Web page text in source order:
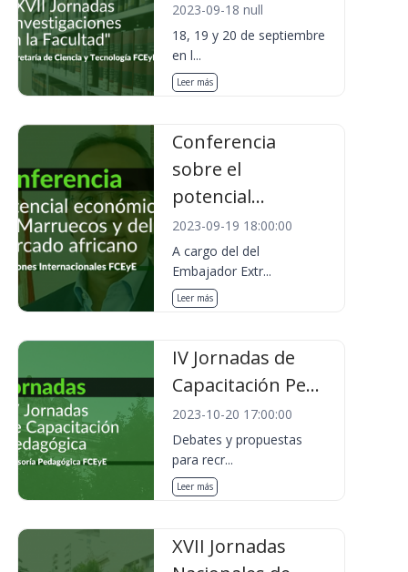
2023-09-18 null
18, 19 y 20 de septiembre
en l...
Leer más
Conferencia
sobre el
potencial...
2023-09-19 18:00:00
A cargo del del
Embajador Extr...
Leer más
IV Jornadas de
Capacitación Pe...
2023-10-20 17:00:00
Debates y propuestas
para recr...
Leer más
XVII Jornadas